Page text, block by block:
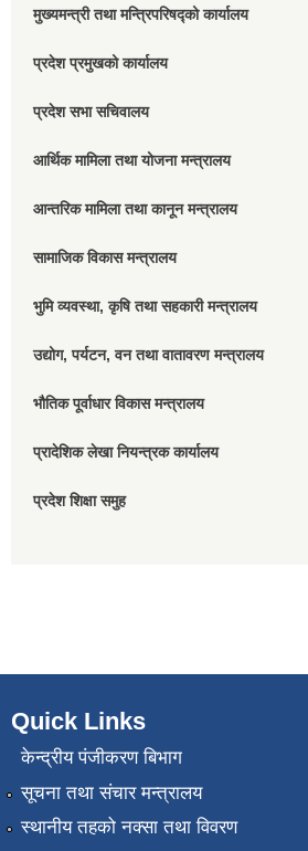
मुख्यमन्त्री तथा मन्त्रिपरिषद्को कार्यालय
प्रदेश प्रमुखको कार्यालय
प्रदेश सभा सचिवालय
आर्थिक मामिला तथा योजना मन्त्रालय
आन्तरिक मामिला तथा कानून मन्त्रालय
सामाजिक विकास मन्त्रालय
भुमि व्यवस्था, कृषि तथा सहकारी मन्त्रालय
उद्योग, पर्यटन, वन तथा वातावरण मन्त्रालय
भौतिक पूर्वाधार विकास मन्त्रालय
प्रादेशिक लेखा नियन्त्रक कार्यालय
प्रदेश शिक्षा समुह
Quick Links
केन्द्रीय पंजीकरण बिभाग
सूचना तथा संचार मन्त्रालय
स्थानीय तहको नक्सा तथा विवरण